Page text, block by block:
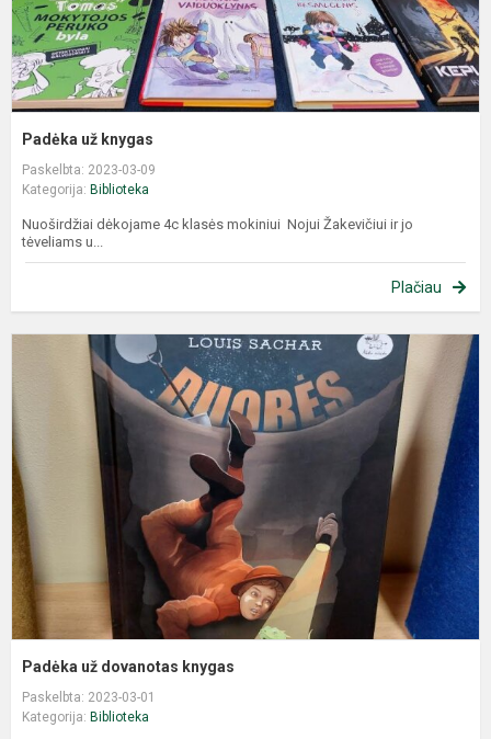
Padėka už knygas
Paskelbta: 2023-03-09
Kategorija: Biblioteka
Nuoširdžiai dėkojame 4c klasės mokiniui Nojui Žakevičiui ir jo
tėveliams u...
Plačiau
Padėka už dovanotas knygas
Paskelbta: 2023-03-01
Kategorija: Biblioteka